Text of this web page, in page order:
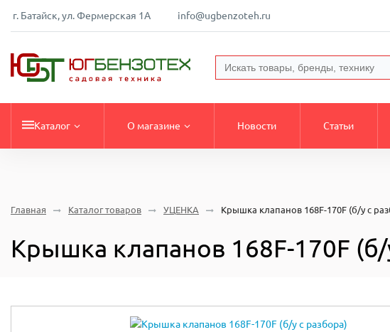
г. Батайск, ул. Фермерская 1А info@ugbenzoteh.ru
Каталог О магазине Новости Статьи
Главная Каталог товаров УЦЕНКА Крышка клапанов 168F-170F (б/у с
Крышка клапанов 168F-170F (б/